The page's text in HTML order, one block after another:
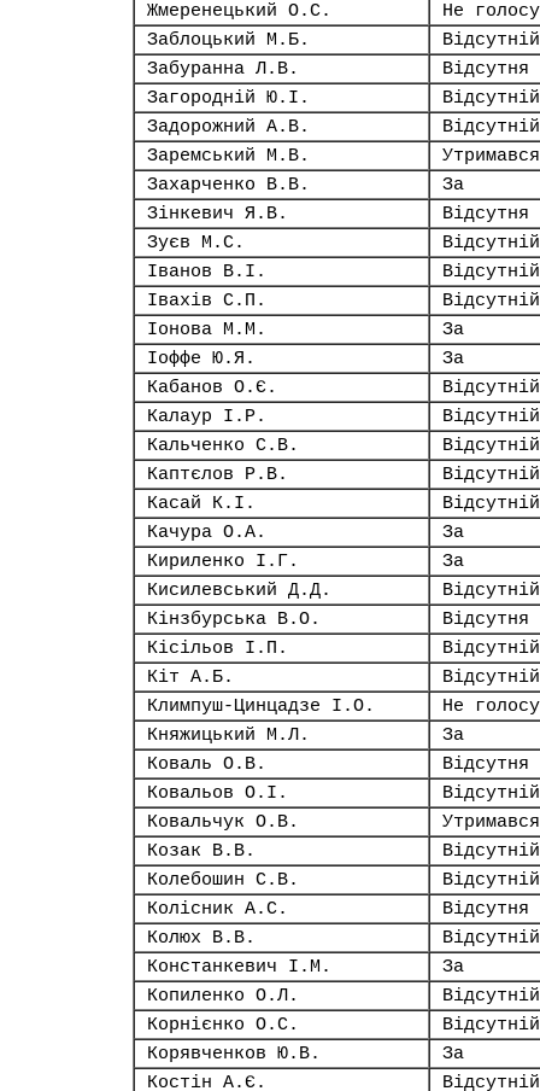
Жмеренецький О.С.
Не
Заблоцький М.Б.
Відсутній
Забуранна Л.В.
Відсутня
Загородній Ю.І.
Відсутній
Задорожний А.В.
Відсутній
Заремський М.В.
Утримався
Захарченко В.В.
За
Зінкевич Я.В.
Відсутня
Зуєв М.С.
Відсутній
Іванов В.І.
Відсутній
Івахів С.П.
Відсутній
Іонова М.М.
За
Іоффе Ю.Я.
За
Кабанов О.Є.
Відсутній
Калаур І.Р.
Відсутній
Кальченко С.В.
Відсутній
Каптєлов Р.В.
Відсутній
Касай К.І.
Відсутній
Качура О.А.
За
Кириленко І.Г.
За
Кисилевський Д.Д.
Відсутній
Кінзбурська В.О.
Відсутня
Кісільов І.П.
Відсутній
Кіт А.Б.
Відсутній
Климпуш-Цинцадзе І.О.
Не
Княжицький М.Л.
За
Коваль О.В.
Відсутня
Ковальов О.І.
Відсутній
Ковальчук О.В.
Утримався
Козак В.В.
Відсутній
Колебошин С.В.
Відсутній
Колісник А.С.
Відсутня
Колюх В.В.
Відсутній
Констанкевич І.М.
За
Копиленко О.Л.
Відсутній
Корнієнко О.С.
Відсутній
Корявченков Ю.В.
За
Костін А.Є.
Відсутній